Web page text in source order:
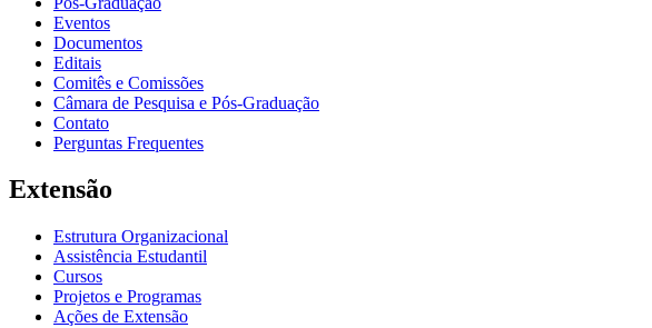
Eventos
Documentos
Editais
Comitês e Comissões
Câmara de Pesquisa e Pós-Graduação
Contato
Perguntas Frequentes
Extensão
Estrutura Organizacional
Assistência Estudantil
Cursos
Projetos e Programas
Ações de Extensão